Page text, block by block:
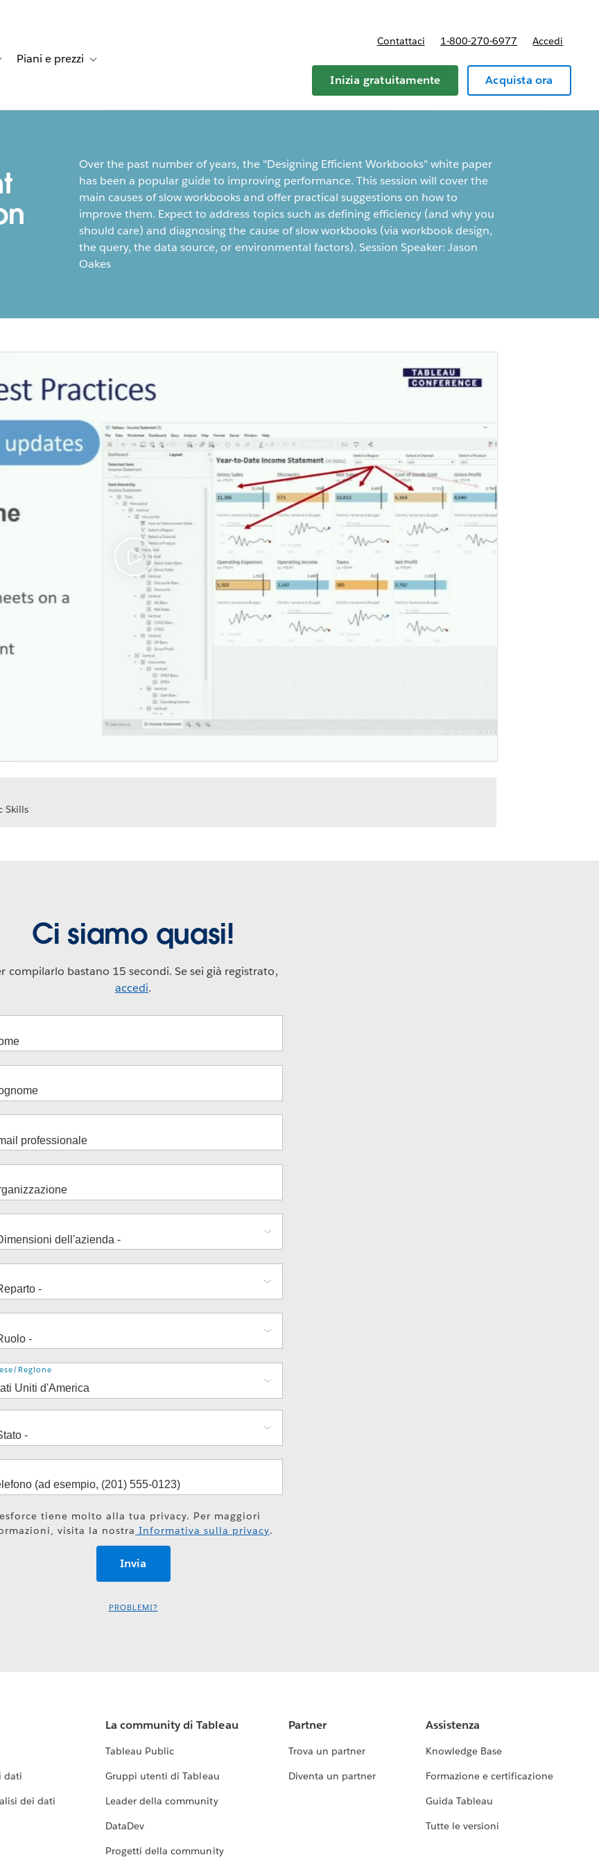
clientifor Soluzioni
sub-navigation for Risorse
Piani e prezzi Toggle sub-navigation for Piani e prezzi
Contattaci 1-800-270-6977 Accedi
Inizia gratuitamente Acquista ora
Over the past number of years, the "Designing Efficient Workbooks" white paper
has been a popular guide to improving performance. This session will cover the
main causes of slow workbooks and offer practical suggestions on how to
improve them. Expect to address topics such as defining efficiency (and why you
should care) and diagnosing the cause of slow workbooks (via workbook design,
the query, the data source, or environmental factors). Session Speaker: Jason
Oakes
Skills
Ci siamo quasi!
compilarlo bastano 15 secondi. Se sei già registrato,
accedi.
Regione
tiene molto alla tua privacy. Per maggiori
visita la nostra Informativa sulla privacy.
PROBLEMI?
dati
dei dati
La community di Tableau
Tableau Public
Gruppi utenti di Tableau
Leader della community
DataDev
Progetti della community
Partner
Trova un partner
Diventa un partner
Assistenza
Knowledge Base
Formazione e certificazione
Guida Tableau
Tutte le versioni